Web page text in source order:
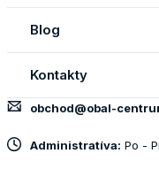
Blog
Kontakty
obchod@obal-
Administratíva: Po -